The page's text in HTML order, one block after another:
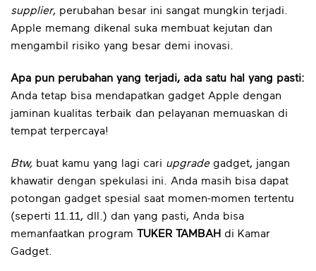
supplier, perubahan besar ini sangat mungkin terjadi.
Apple memang dikenal suka membuat kejutan dan
mengambil risiko yang besar demi inovasi.
Apa pun perubahan yang terjadi, ada satu hal yang pasti:
Anda tetap bisa mendapatkan gadget Apple dengan
jaminan kualitas terbaik dan pelayanan memuaskan di
tempat terpercaya!
Btw, buat kamu yang lagi cari upgradegadget, jangan
khawatir dengan spekulasi ini. Anda masih bisa dapat
potongan gadget spesial saat momen-momen tertentu
(seperti 11.11, dll.) dan yang pasti, Anda bisa
memanfaatkan program TUKER TAMBAH di Kamar
Gadget.